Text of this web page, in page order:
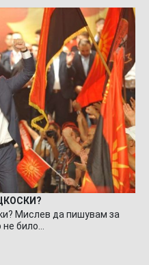
Мислев да пишувам за
било…